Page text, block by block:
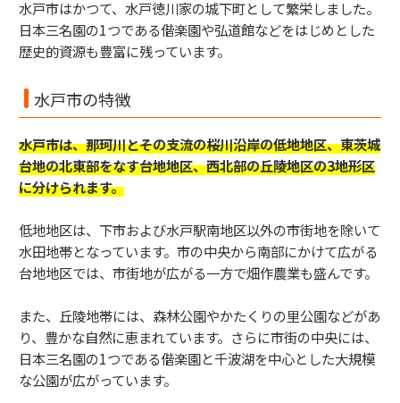
水戸市はかつて、水戸徳川家の城下町として繁栄しました。
日本三名園の1つである偕楽園や弘道館などをはじめとした
歴史的資源も豊富に残っています。
水戸市の特徴
水戸市は、那珂川とその支流の桜川沿岸の低地地区、東茨城
台地の北東部をなす台地地区、西北部の丘陵地区の3地形区
に分けられます。
低地地区は、下市および水戸駅南地区以外の市街地を除いて
水田地帯となっています。市の中央から南部にかけて広がる
台地地区では、市街地が広がる一方で畑作農業も盛んです。
また、丘陵地帯には、森林公園やかたくりの里公園などがあ
り、豊かな自然に恵まれています。さらに市街の中央には、
日本三名園の1つである偕楽園と千波湖を中心とした大規模
な公園が広がっています。